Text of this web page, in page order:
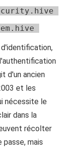
d'un ancien
et les
nécessite le
dans la
récolter
mais